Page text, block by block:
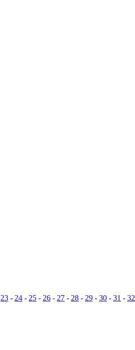
23 - 24 - 25 - 26 - 27 - 28 - 29 - 30 - 31 - 32